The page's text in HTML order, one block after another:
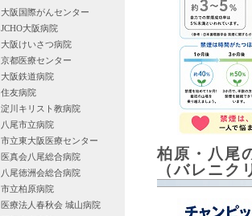
大阪国際がんセンター
JCHO大阪病院
大阪けいさつ病院
京都医療センター
大阪鉄道病院
住友病院
淀川キリスト教病院
八尾市立病院
市立東大阪医療センター
医真会八尾総合病院
八尾徳洲会総合病院
市立柏原病院
医療法人春秋会 城山病院
柏原・八尾
（バレニク